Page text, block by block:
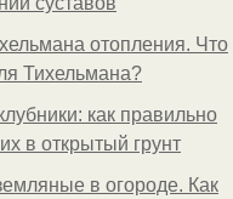
отопления. Что
Тихельмана?
как правильно
в открытый грунт
в огороде. Как